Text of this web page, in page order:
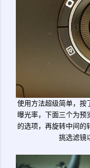
使用方法超级简单，按
曝光率，下面三个为预
的选项，再旋转中间的
挑选滤镜